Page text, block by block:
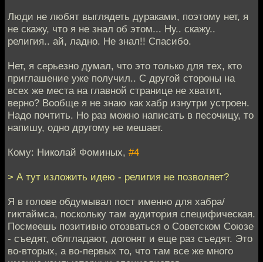
Люди не любят выглядеть дураками, поэтому нет, я
не скажу, что я не знал об этом... Ну.. скажу..
религия.. ай, ладно. Не знал!! Спасибо.
Нет, я серьезно думал, что это только для тех, кто
приглашение уже получил.. С другой стороны на
всех же места на главной странице не хватит,
верно? Вообще я не знаю как хабр изнутри устроен.
Надо почтить. Но раз можно написать в песочицу, то
напишу, одно другому не мешает.
Кому: Николай Фоминых, #4
> А тут изложить идею - религия не позволяет?
Я в голове обдумывал пост именно для хабра/
гиктаймса, поскольку там аудитория специфическая.
Посмеешь позитивно отозваться о Советском Союзе
- съедят, облгладают, догонят и еще раз съедят. Это
во-вторых, а во-первых то, что там все же много